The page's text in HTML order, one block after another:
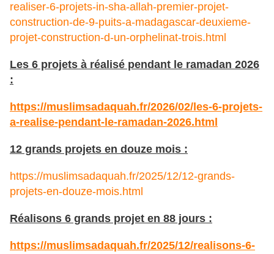
realiser-6-projets-in-sha-allah-premier-projet-
construction-de-9-puits-a-madagascar-deuxieme-
projet-construction-d-un-orphelinat-trois.html
Les 6 projets à réalisé pendant le ramadan 2026
:
https://muslimsadaquah.fr/2026/02/les-6-projets-
a-realise-pendant-le-ramadan-2026.html
12 grands projets en douze mois :
https://muslimsadaquah.fr/2025/12/12-grands-
projets-en-douze-mois.html
Réalisons 6 grands projet en 88 jours :
https://muslimsadaquah.fr/2025/12/realisons-6-